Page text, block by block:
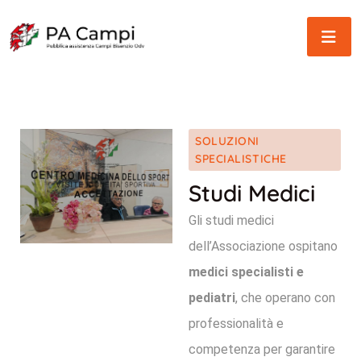
SOLUZIONI
SPECIALISTICHE
Studi Medici
Gli studi medici
dell’Associazione ospitano
medici specialisti e
pediatri, che operano con
professionalità e
competenza per garantire